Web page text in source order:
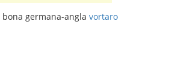
germana-angla vortaro